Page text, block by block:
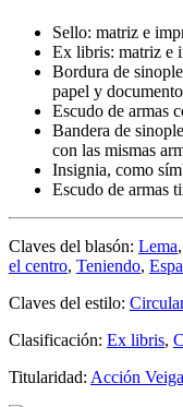
Sello: matriz e
Ex libris: matriz e
Bordura de
papel y
Escudo de armas
Bandera de
con las mismas
Insignia, como
Escudo de armas
Claves del blasón: Lema,
el centro, Teniendo,
Claves del estilo: Circular
Clasificación: Ex libris,
Titularidad: Acción